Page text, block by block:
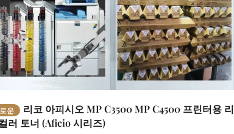
운
리코 아피시오 MP C3500 MP C4500 프린터용 리
러 토너 (Aficio 시리즈)